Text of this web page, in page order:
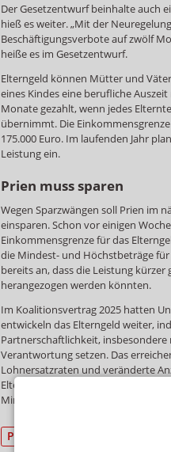
Der Gesetzentwurf beinhalte auch
hieß es weiter. „Mit der
Beschäftigungsverbote auf zwölf
heiße es im Gesetzentwurf.
Elterngeld können Mütter und
eines Kindes eine berufliche
Monate gezahlt, wenn jedes
übernimmt. Die
175.000 Euro. Im laufenden Jahr
Leistung ein.
Prien muss sparen
Wegen Sparzwängen soll Prien im
einsparen. Schon vor einigen
Einkommensgrenze für das
die Mindest- und Höchstbeträge
bereits an, dass die Leistung
herangezogen werden könnten.
Im Koalitionsvertrag 2025 hatten
entwickeln das Elterngeld weiter,
Partnerschaftlichkeit,
Verantwortung setzen. Das
Lohnersatzraten und veränderte
Elterngeldes.“ Und weiter: „Wir
Mindest- und Höchstbetrag
Personal